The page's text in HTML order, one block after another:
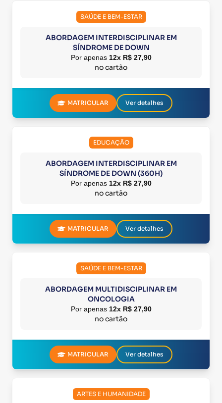
SAÚDE E BEM-ESTAR
ABORDAGEM INTERDISCIPLINAR EM
SÍNDROME DE DOWN
Por apenas 12x R$ 27,90
no cartão
MATRICULAR Ver detalhes
EDUCAÇÃO
ABORDAGEM INTERDISCIPLINAR EM
SÍNDROME DE DOWN (360H)
Por apenas 12x R$ 27,90
no cartão
MATRICULAR Ver detalhes
SAÚDE E BEM-ESTAR
ABORDAGEM MULTIDISCIPLINAR EM
ONCOLOGIA
Por apenas 12x R$ 27,90
no cartão
MATRICULAR Ver detalhes
ARTES E HUMANIDADE